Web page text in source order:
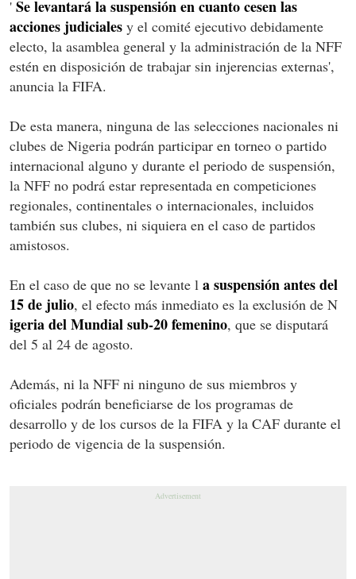
' Se levantará la suspensión en cuanto cesen las
acciones judiciales y el comité ejecutivo debidamente
electo, la asamblea general y la administración de la NFF
estén en disposición de trabajar sin injerencias externas',
anuncia la FIFA.
De esta manera, ninguna de las selecciones nacionales ni
clubes de Nigeria podrán participar en torneo o partido
internacional alguno y durante el periodo de suspensión,
la NFF no podrá estar representada en competiciones
regionales, continentales o internacionales, incluidos
también sus clubes, ni siquiera en el caso de partidos
amistosos.
En el caso de que no se levante l a suspensión antes del
15 de julio, el efecto más inmediato es la exclusión de N
igeria del Mundial sub-20 femenino, que se disputará
del 5 al 24 de agosto.
Además, ni la NFF ni ninguno de sus miembros y
oficiales podrán beneficiarse de los programas de
desarrollo y de los cursos de la FIFA y la CAF durante el
periodo de vigencia de la suspensión.